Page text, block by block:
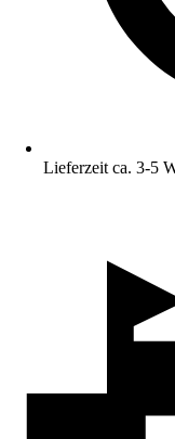
Lieferzeit ca. 3-5